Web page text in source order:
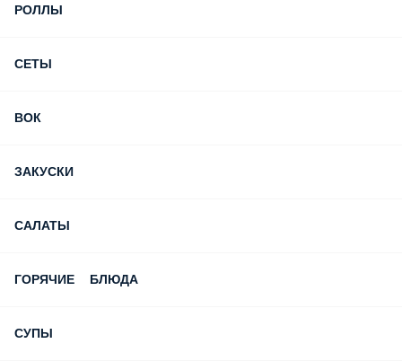
РОЛЛЫ
СЕТЫ
ВОК
ЗАКУСКИ
САЛАТЫ
ГОРЯЧИЕ БЛЮДА
СУПЫ